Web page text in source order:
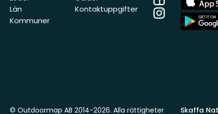
Län
Kommuner
Kontaktuppgifter
InstagramStore
App
Store
Skaffa
© Outdoormap AB 2014-2026. Alla rättigheter